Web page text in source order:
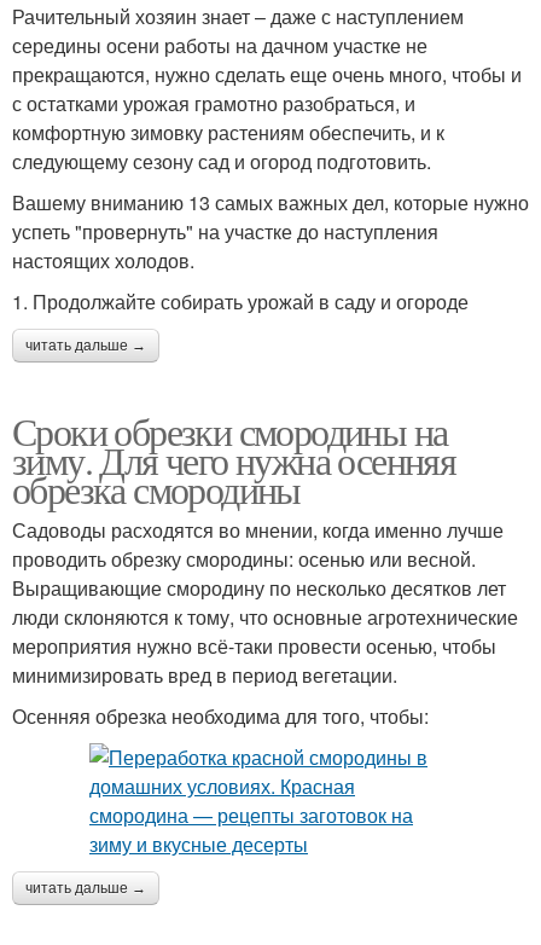
Рачительный хозяин знает – даже с наступлением
середины осени работы на дачном участке не
прекращаются, нужно сделать еще очень много, чтобы и
с остатками урожая грамотно разобраться, и
комфортную зимовку растениям обеспечить, и к
следующему сезону сад и огород подготовить.
Вашему вниманию 13 самых важных дел, которые нужно
успеть "провернуть" на участке до наступления
настоящих холодов.
1. Продолжайте собирать урожай в саду и огороде
читать дальше →
Сроки обрезки смородины на
зиму. Для чего нужна осенняя
обрезка смородины
Садоводы расходятся во мнении, когда именно лучше
проводить обрезку смородины: осенью или весной.
Выращивающие смородину по несколько десятков лет
люди склоняются к тому, что основные агротехнические
мероприятия нужно всё-таки провести осенью, чтобы
минимизировать вред в период вегетации.
Осенняя обрезка необходима для того, чтобы:
читать дальше →